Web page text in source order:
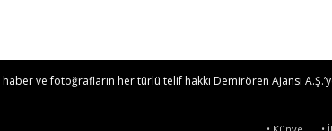
ve fotoğrafların her türlü telif hakkı Demirören Ajansı